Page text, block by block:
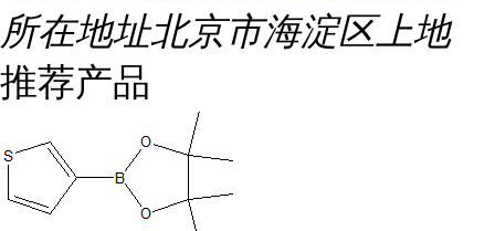
所在地址北京市海淀区上地
推荐产品